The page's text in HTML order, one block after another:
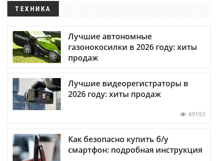
ТЕХНИКА
Лучшие автономные
газонокосилки в 2026 году: хиты
продаж
Лучшие видеорегистраторы в
2026 году: хиты продаж
49193
Как безопасно купить б/у
смартфон: подробная инструкция